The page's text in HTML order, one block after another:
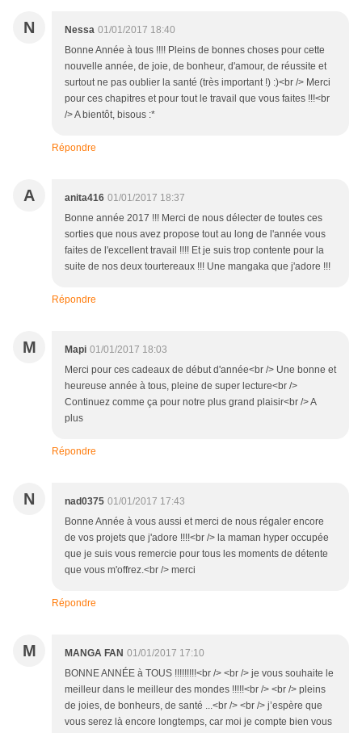
N Nessa 01/01/2017 18:40
Bonne Année à tous !!!! Pleins de bonnes choses pour cette
nouvelle année, de joie, de bonheur, d'amour, de réussite et
surtout ne pas oublier la santé (très important !) :)<br /> Merci
pour ces chapitres et pour tout le travail que vous faites !!!<br
/> A bientôt, bisous :*
Répondre
A anita416 01/01/2017 18:37
Bonne année 2017 !!! Merci de nous délecter de toutes ces
sorties que nous avez propose tout au long de l'année vous
faites de l'excellent travail !!!! Et je suis trop contente pour la
suite de nos deux tourtereaux !!! Une mangaka que j'adore !!!
Répondre
M Mapi 01/01/2017 18:03
Merci pour ces cadeaux de début d'année<br /> Une bonne et
heureuse année à tous, pleine de super lecture<br />
Continuez comme ça pour notre plus grand plaisir<br /> A
plus
Répondre
N nad0375 01/01/2017 17:43
Bonne Année à vous aussi et merci de nous régaler encore
de vos projets que j'adore !!!!<br /> la maman hyper occupée
que je suis vous remercie pour tous les moments de détente
que vous m'offrez.<br /> merci
Répondre
M MANGA FAN 01/01/2017 17:10
BONNE ANNÉE à TOUS !!!!!!!!!<br /> <br /> je vous souhaite le
meilleur dans le meilleur des mondes !!!!!<br /> <br /> pleins
de joies, de bonheurs, de santé ...<br /> <br /> j’espère que
vous serez là encore longtemps, car moi je compte bien vous